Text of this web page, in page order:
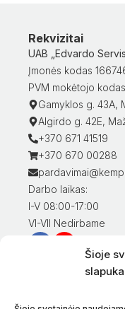
Šioje
Rekvizitai
UAB „Edvardo
Įmonės kodas
PVM mokėtojo
Gamyklos g. 43A,
Algirdo g. 42E,
+370 671 41519
+370 670 00288
Darbo laikas:
I-V 08:00-17:00
VI-VII Nedirbame
Informacija